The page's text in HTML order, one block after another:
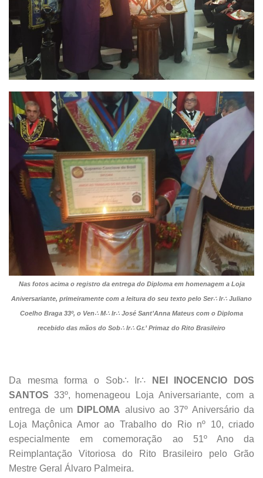
Nas fotos acima o registro da entrega do Diploma em homenagem a Loja
Aniversariante, primeiramente com a leitura do seu texto pelo Ser∴ Ir∴ Juliano
Coelho Braga 33º, o Ven∴ M∴ Ir∴ José Sant’Anna Mateus com o Diploma
recebido das mãos do Sob∴ Ir∴ Gr.’ Primaz do Rito Brasileiro
Da mesma forma o Sob∴ Ir∴
NEI INOCENCIO DOS
SANTOS 33º, homenageou Loja Aniversariante, com a
entrega de um DIPLOMA alusivo ao 37º Aniversário da
Loja Maçônica Amor ao Trabalho do Rio nº 10, criado
especialmente em comemoração ao 51º Ano da
Reimplantação Vitoriosa do Rito Brasileiro pelo Grão
Mestre Geral Álvaro Palmeira.